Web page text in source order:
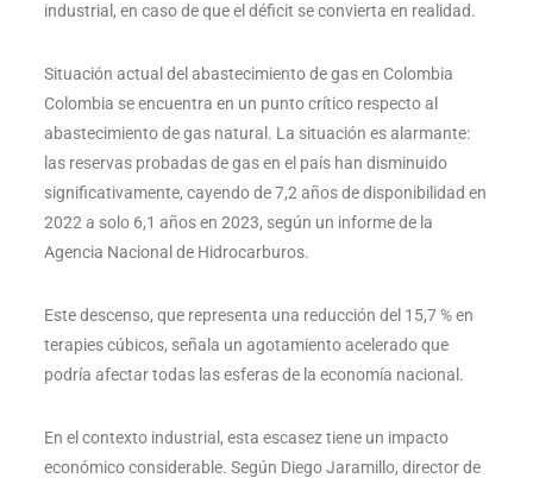
industrial, en caso de que el déficit se convierta en realidad.
Situación actual del abastecimiento de gas en Colombia
Colombia se encuentra en un punto crítico respecto al
abastecimiento de gas natural. La situación es alarmante:
las reservas probadas de gas en el país han disminuido
significativamente, cayendo de 7,2 años de disponibilidad en
2022 a solo 6,1 años en 2023, según un informe de la
Agencia Nacional de Hidrocarburos.
Este descenso, que representa una reducción del 15,7 % en
terapies cúbicos, señala un agotamiento acelerado que
podría afectar todas las esferas de la economía nacional.
En el contexto industrial, esta escasez tiene un impacto
económico considerable. Según Diego Jaramillo, director de